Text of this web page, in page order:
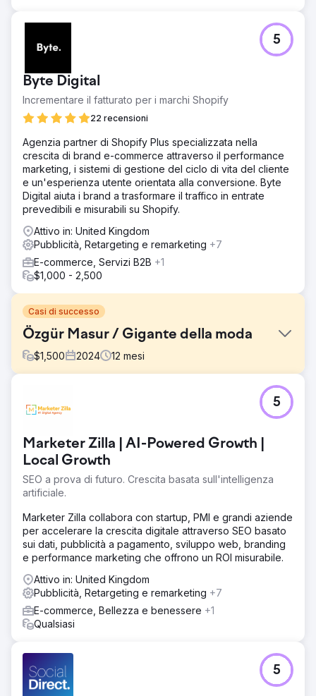
Byte Digital
Incrementare il fatturato per i marchi Shopify
22 recensioni
5
Agenzia partner di Shopify Plus specializzata nella
crescita di brand e-commerce attraverso il performance
marketing, i sistemi di gestione del ciclo di vita del cliente
e un'esperienza utente orientata alla conversione. Byte
Digital aiuta i brand a trasformare il traffico in entrate
prevedibili e misurabili su Shopify.
Attivo in: United Kingdom
Pubblicità, Retargeting e remarketing +7
E-commerce, Servizi B2B +1
$1,000 - 2,500
Casi di successo
Özgür Masur / Gigante della moda
$1,500 2024 12 mesi
🎯 Cosa era richiesto? • Generare traffico qualificato e
acquisti per il lancio di collezioni e saldi stagionali in
(controllo CAC) e aumentare il ROAS • Stabilire un
modello di campagna basato sui dati e sulla
Raggiungere una crescita scalabile con prestazioni
preservando al contempo l'estetica del marchio
Soluzione
🧭 Cosa abbiamo fatto? (Approccio Lein) • Architettura
delle prestazioni: Meta Ads + Google
Shopping/Performance Max + Shopify • Ottimizzazione di
catalogo e feed: Feed di prodotti varianti (taglia/colore),
sincronizzazione dinamica tra stock e prezzo •
Progettazione dell'imbuto: Consapevolezza
(video/lookbook) → Considerazione (reel, pagina della
collezione) → Acquisto (recupero dinamico del carrello)
contenuti UGC/creatoriali ed editoriali nell'acquisto di
media con whitelisting • Ottimizzazione rapida: Creatività
e landing page
Marketer Zilla | AI-Powered Growth |
Local Growth
SEO a prova di futuro. Crescita basata sull'intelligenza
artificiale.
5
Marketer Zilla collabora con startup, PMI e grandi aziende
per accelerare la crescita digitale attraverso SEO basato
sui dati, pubblicità a pagamento, sviluppo web, branding
e performance marketing che offrono un ROI misurabile.
Attivo in: United Kingdom
Pubblicità, Retargeting e remarketing +7
E-commerce, Bellezza e benessere +1
Qualsiasi
5